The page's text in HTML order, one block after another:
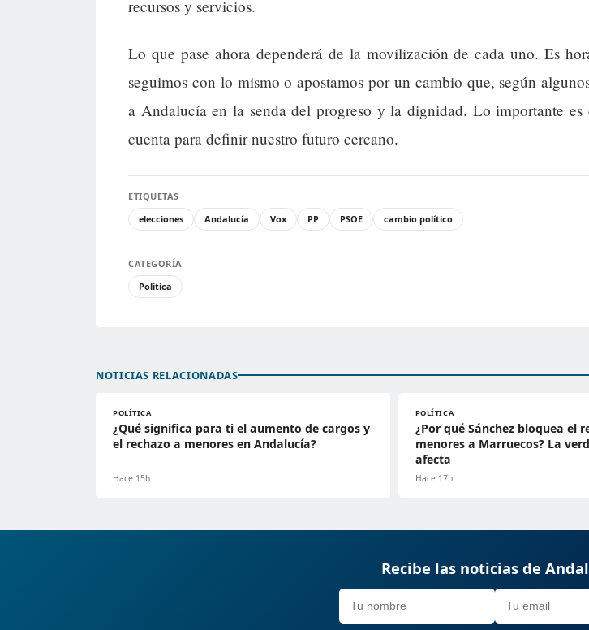
recursos y servicios.
Lo que pase ahora dependerá de la movilización de cada uno. Es
seguimos con lo mismo o apostamos por un cambio que, según
a Andalucía en la senda del progreso y la dignidad. Lo importante es
cuenta para definir nuestro futuro cercano.
ETIQUETAS
elecciones
Andalucía Vox PP PSOE cambio político
CATEGORÍA
Política
NOTICIAS RELACIONADAS
POLÍTICA
¿Qué significa para ti el aumento de cargos y
el rechazo a menores en Andalucía?
Hace 15h
POLÍTICA
¿Por qué Sánchez bloquea el
menores a Marruecos? La
afecta
Hace 17h
Recibe las noticias de